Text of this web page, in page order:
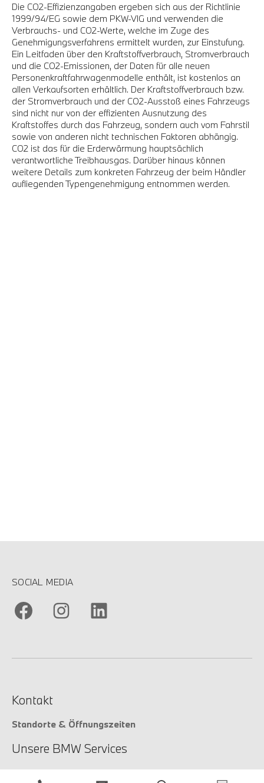
Die CO2-Effizienzangaben ergeben sich aus der Richtlinie
1999/94/EG sowie dem PKW-VIG und verwenden die
Verbrauchs- und CO2-Werte, welche im Zuge des
Genehmigungsverfahrens ermittelt wurden, zur Einstufung.
Ein Leitfaden über den Kraftstoffverbrauch, Stromverbrauch
und die CO2-Emissionen, der Daten für alle neuen
Personenkraftfahrwagenmodelle enthält, ist kostenlos an
allen Verkaufsorten erhältlich. Der Kraftstoffverbrauch bzw.
der Stromverbrauch und der CO2-Ausstoß eines Fahrzeugs
sind nicht nur von der effizienten Ausnutzung des
Kraftstoffes durch das Fahrzeug, sondern auch vom Fahrstil
sowie von anderen nicht technischen Faktoren abhängig.
CO2 ist das für die Erderwärmung hauptsächlich
verantwortliche Treibhausgas. Darüber hinaus können
weitere Details zum konkreten Fahrzeug der beim Händler
aufliegenden Typengenehmigung entnommen werden.
SOCIAL MEDIA
Kontakt
Standorte & Öffnungszeiten
Unsere BMW Services
Unsere Services